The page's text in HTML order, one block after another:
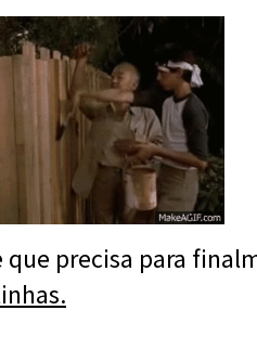
precisa para